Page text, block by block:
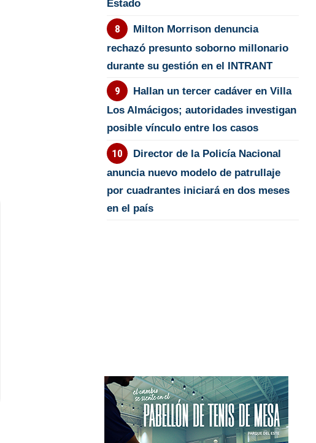
Estado
Milton Morrison denuncia
rechazó presunto soborno millonario
durante su gestión en el INTRANT
Hallan un tercer cadáver en Villa
Los Almácigos; autoridades investigan
posible vínculo entre los casos
Director de la Policía Nacional
anuncia nuevo modelo de patrullaje
por cuadrantes iniciará en dos meses
en el país